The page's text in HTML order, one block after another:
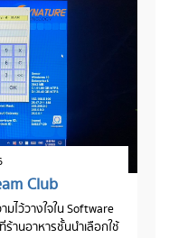
Club
ไว้วางใจใน Software
ร้านอาหารชั้นนำเลือกใช้